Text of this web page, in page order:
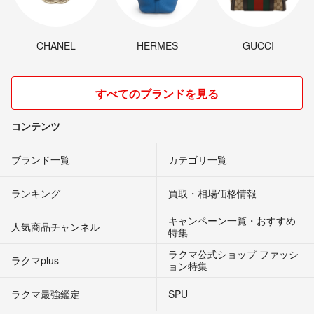
CHANEL HERMES GUCCI
すべてのブランドを見る
コンテンツ
ブランド一覧 カテゴリ一覧
ランキング 買取・相場価格情報
人気商品チャンネル
キャンペーン一覧・おすすめ
特集
ラクマplus
ラクマ公式ショップ ファッシ
ョン特集
ラクマ最強鑑定
SPU